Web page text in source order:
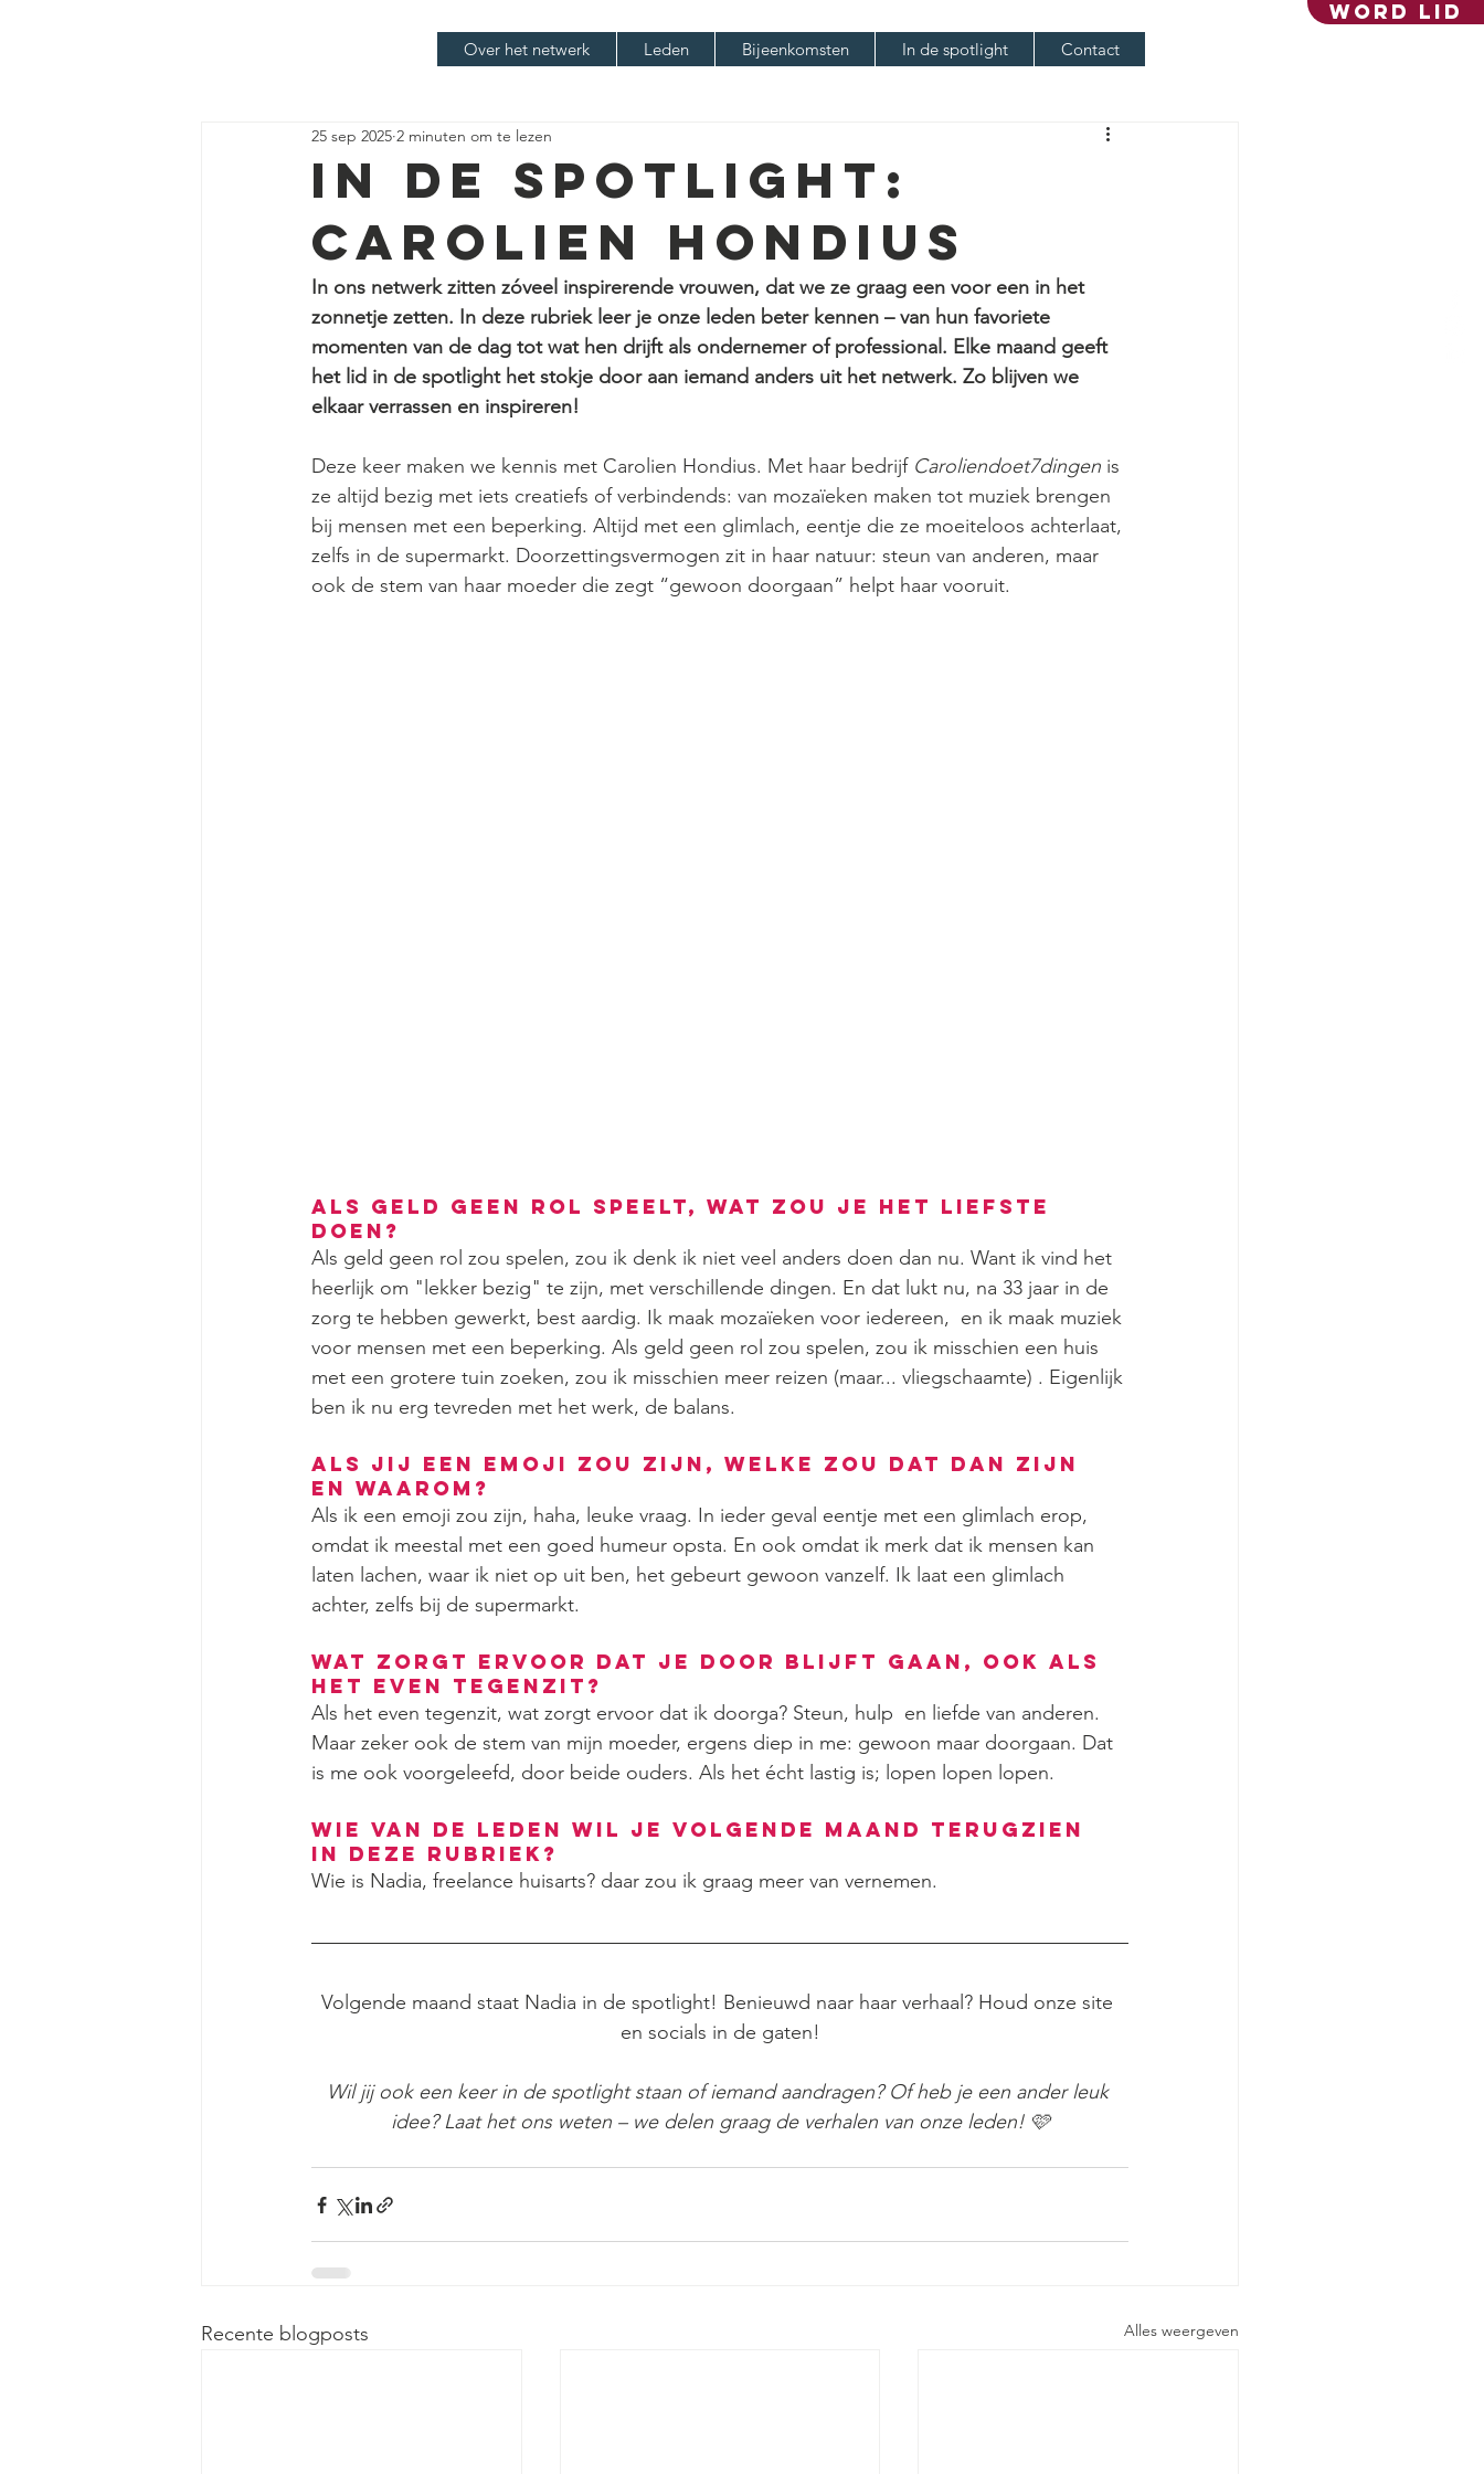
Word lid
Over het netwerk Leden Bijeenkomsten In de spotlight Contact
In de spotlight:
Carolien Hondius
25 sep 2025 2 minuten om te lezen
In ons netwerk zitten zóveel inspirerende vrouwen, dat we ze graag een voor een in het
zonnetje zetten. In deze rubriek leer je onze leden beter kennen – van hun favoriete
momenten van de dag tot wat hen drijft als ondernemer of professional. Elke maand geeft
het lid in de spotlight het stokje door aan iemand anders uit het netwerk. Zo blijven we
elkaar verrassen en inspireren!
Deze keer maken we kennis met Carolien Hondius. Met haar bedrijf Caroliendoet7dingen is
ze altijd bezig met iets creatiefs of verbindends: van mozaïeken maken tot muziek brengen
bij mensen met een beperking. Altijd met een glimlach, eentje die ze moeiteloos achterlaat,
zelfs in de supermarkt. Doorzettingsvermogen zit in haar natuur: steun van anderen, maar
ook de stem van haar moeder die zegt “gewoon doorgaan” helpt haar vooruit.
Als geld geen rol speelt, wat zou je het liefste
doen?
Als geld geen rol zou spelen, zou ik denk ik niet veel anders doen dan nu. Want ik vind het
heerlijk om "lekker bezig" te zijn, met verschillende dingen. En dat lukt nu, na 33 jaar in de
zorg te hebben gewerkt, best aardig. Ik maak mozaïeken voor iedereen,  en ik maak muziek
voor mensen met een beperking. Als geld geen rol zou spelen, zou ik misschien een huis
met een grotere tuin zoeken, zou ik misschien meer reizen (maar... vliegschaamte) . Eigenlijk
ben ik nu erg tevreden met het werk, de balans.
Als jij een emoji zou zijn, welke zou dat dan zijn
en waarom?
Als ik een emoji zou zijn, haha, leuke vraag. In ieder geval eentje met een glimlach erop,
omdat ik meestal met een goed humeur opsta. En ook omdat ik merk dat ik mensen kan
laten lachen, waar ik niet op uit ben, het gebeurt gewoon vanzelf. Ik laat een glimlach
achter, zelfs bij de supermarkt.
Wat zorgt ervoor dat je door blijft gaan, ook als
het even tegenzit?
Als het even tegenzit, wat zorgt ervoor dat ik doorga? Steun, hulp  en liefde van anderen.
Maar zeker ook de stem van mijn moeder, ergens diep in me: gewoon maar doorgaan. Dat
is me ook voorgeleefd, door beide ouders. Als het écht lastig is; lopen lopen lopen.
Wie van de leden wil je volgende maand terugzien
in deze rubriek?
Wie is Nadia, freelance huisarts? daar zou ik graag meer van vernemen.
Volgende maand staat Nadia in de spotlight! Benieuwd naar haar verhaal? Houd onze site
en socials in de gaten!
Wil jij ook een keer in de spotlight staan of iemand aandragen? Of heb je een ander leuk
idee? Laat het ons weten – we delen graag de verhalen van onze leden! 🩷
Recente blogposts Alles weergeven